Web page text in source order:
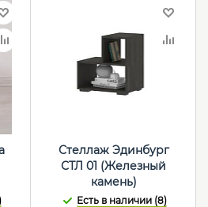
Стеллаж Эдинбург
СТЛ 01 (Железный
камень)
Есть в наличии (8)